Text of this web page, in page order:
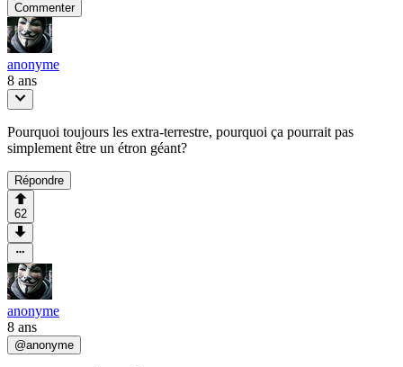
Commenter
anonyme
8 ans
Pourquoi toujours les extra-terrestre, pourquoi ça pourrait pas
simplement être un étron géant?
Répondre
62
anonyme
8 ans
@anonyme